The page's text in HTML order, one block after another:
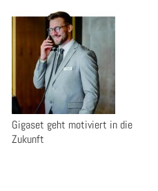
Gigaset geht motiviert in die
Zukunft